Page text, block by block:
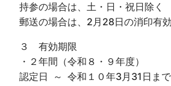
持参の場合は、土・日・祝日除く
郵送の場合は、2月28日の消印有効
３ 有効期限
・２年間（令和８・９年度）
認定日 ～ 令和１０年3月31日ま